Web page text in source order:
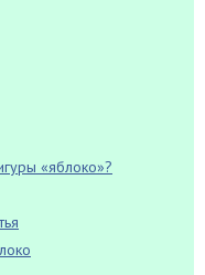
«яблоко»?